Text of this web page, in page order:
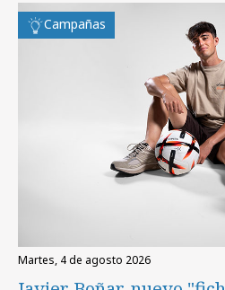
Campañas
martes, 4 de agosto 2026